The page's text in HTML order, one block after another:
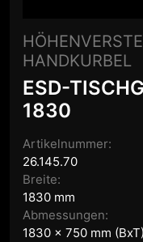
HANDKURBEL
ESD-
1830
Artikelnummer:
26.145.70
Breite:
1830 mm
Abmessungen:
1830 x 750 mm (BxT)